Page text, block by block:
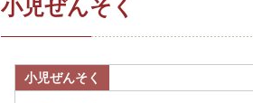
小児ぜんそく
小児ぜんそく